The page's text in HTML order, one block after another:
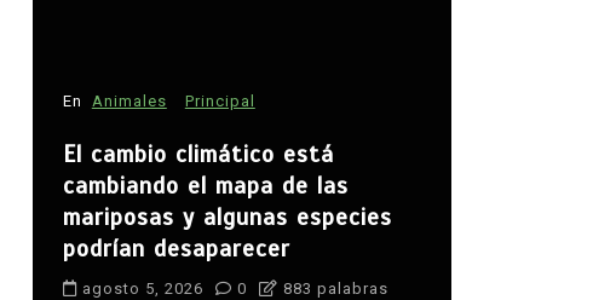
En Animales Principal
El cambio climático está
cambiando el mapa de las
mariposas y algunas especies
podrían desaparecer
agosto 5, 2026 0 883 palabras